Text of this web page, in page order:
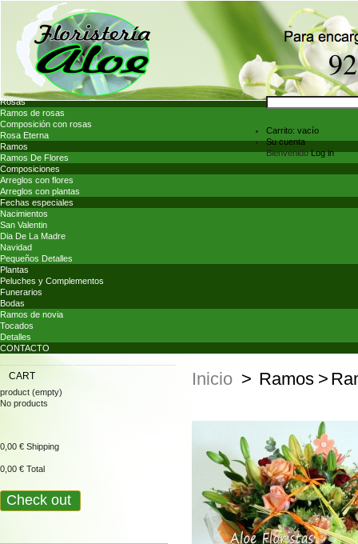
Carrito: vacío
Su cuenta
BienvenidoLog in
Rosas
Ramos de rosas
Composición con rosas
Rosa Eterna
Ramos
Ramos De Flores
Composiciones
Arreglos con flores
Arreglos con plantas
Fechas especiales
Nacimientos
San Valentin
Dia De La Madre
Navidad
Pequeños Detalles
Plantas
Peluches y Complementos
Funerarios
Bodas
Ramos de novia
Tocados
Detalles
CONTACTO
CART
product (empty)
No products
0,00 € Shipping
0,00 € Total
Check out
Inicio > Ramos >